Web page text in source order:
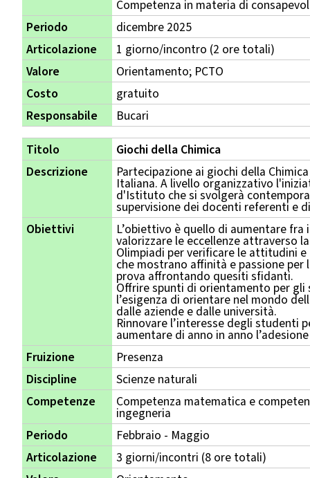
Competenza in materia di
Periodo
dicembre 2025
Articolazione
1 giorno/incontro (2 ore totali)
Valore
Orientamento; PCTO
Costo
gratuito
Responsabile
Bucari
Titolo
Giochi della Chimica
Descrizione
Partecipazione ai giochi della
Italiana. A livello organizzativo
d'Istituto che si svolgerà
supervisione dei docenti referenti e
Obiettivi
L’obiettivo è quello di aumentare fra
valorizzare le eccellenze attraverso
Olimpiadi per verificare le attitudini
che mostrano affinità e passione
prova affrontando quesiti sfidanti.
Offrire spunti di orientamento per
l’esigenza di orientare nel mondo
dalle aziende e dalle università.
Rinnovare l’interesse degli studenti
aumentare di anno in anno
Fruizione
Presenza
Discipline
Scienze naturali
Competenze
Competenza matematica e
ingegneria
Periodo
Febbraio - Maggio
Articolazione
3 giorni/incontri (8 ore totali)